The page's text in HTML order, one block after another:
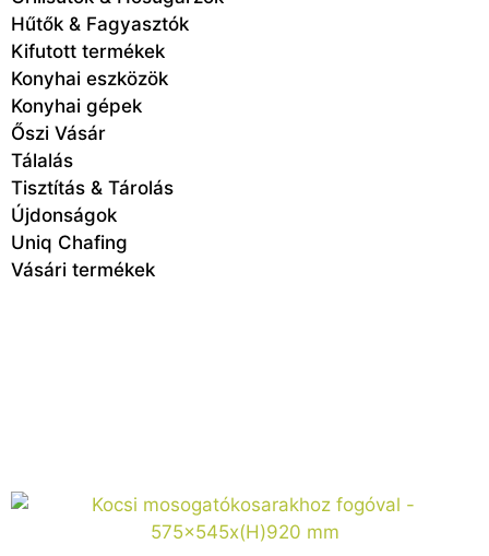
Hűtők & Fagyasztók
Kifutott termékek
Konyhai eszközök
Konyhai gépek
Őszi Vásár
Tálalás
Tisztítás & Tárolás
Újdonságok
Uniq Chafing
Vásári termékek